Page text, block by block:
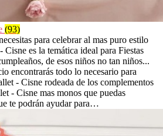
(93)
para celebrar al mas puro estilo
Cisne es la temática ideal para Fiestas
de esos niños no tan niños...
encontrarás todo lo necesario para
- Cisne rodeada de los complementos
- Cisne mas monos que puedas
te podrán ayudar para…